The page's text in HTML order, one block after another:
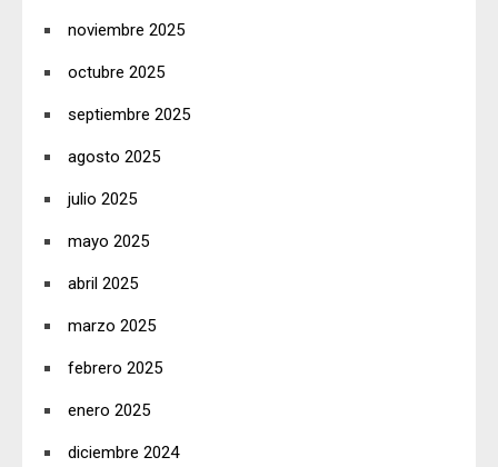
noviembre 2025
octubre 2025
septiembre 2025
agosto 2025
julio 2025
mayo 2025
abril 2025
marzo 2025
febrero 2025
enero 2025
diciembre 2024